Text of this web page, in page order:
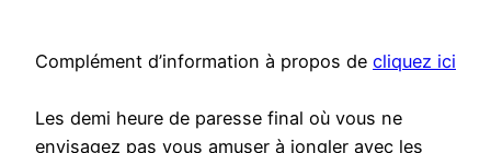
Complément d’information à propos de cliquez ici
Les demi heure de paresse final où vous ne
envisagez pas vous amuser à jongler avec les